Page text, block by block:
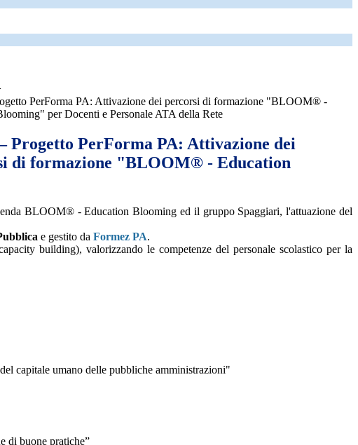
PerForma PA: Attivazione dei percorsi di formazione "BLOOM® -
per Docenti e Personale ATA della Rete
Progetto PerForma PA: Attivazione dei
di formazione "BLOOM® - Education
BLOOM® - Education Blooming ed il gruppo Spaggiari, l'attuazione del
e gestito da Formez PA.
building), valorizzando le competenze del personale scolastico per la
capitale umano delle pubbliche amministrazioni"
di buone pratiche”